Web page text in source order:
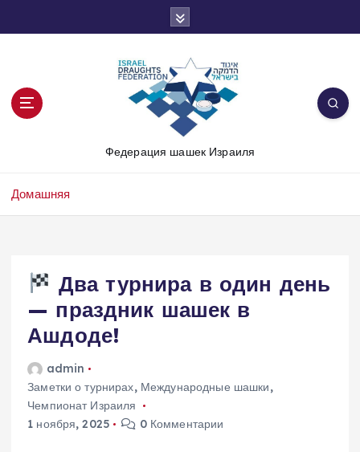
Федерация шашек Израиля
Домашняя
Два турнира в один день
— праздник шашек в
Ашдоде!
admin
Заметки о турнирах, Международные шашки,
Чемпионат Израиля
1 ноября, 2025
0 Комментарии